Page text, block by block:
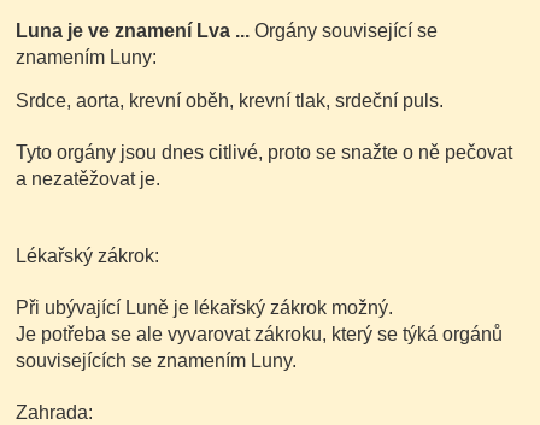
Luna je ve znamení Lva ...Orgány související se
znamením Luny:
Srdce, aorta, krevní oběh, krevní tlak, srdeční puls.
Tyto orgány jsou dnes citlivé, proto se snažte o ně pečovat
a nezatěžovat je.
Lékařský zákrok:
Při ubývající Luně je lékařský zákrok možný.
Je potřeba se ale vyvarovat zákroku, který se týká orgánů
souvisejících se znamením Luny.
Zahrada: